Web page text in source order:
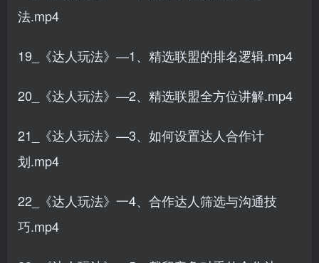
法.mp4
19_《达人玩法》—1、精选联盟的排名逻辑.mp4
20_《达人玩法》—2、精选联盟全方位讲解.mp4
21_《达人玩法》—3、如何设置达人合作计
划.mp4
22_《达人玩法》一4、合作达人筛选与沟通技
巧.mp4